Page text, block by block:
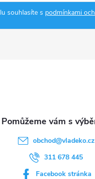
souhlasíte s podmínkami
obchod@vladeko.cz
311 678 445
Facebook stránka